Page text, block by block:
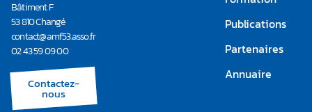
Bâtiment F
53 810 Changé
contact@amf53.asso.fr​
02 43 59 09 00
Contactez-
nous
Publications
Partenaires
Annuaire